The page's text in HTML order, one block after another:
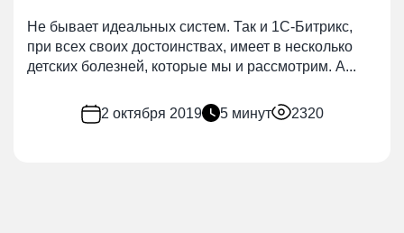
Не бывает идеальных систем. Так и 1С-Битрикс,
при всех своих достоинствах, имеет в несколько
детских болезней, которые мы и рассмотрим. А...
2 октября 2019 5 минут 2320